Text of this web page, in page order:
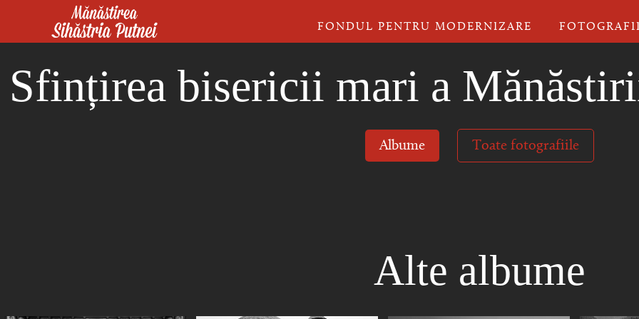
Mergi la conţinutul principal
FONDUL PENTRU MODERNIZARE FOTOGRAFII
Sfințirea bisericii mari a
Albume Toate fotografiile
Alte albume